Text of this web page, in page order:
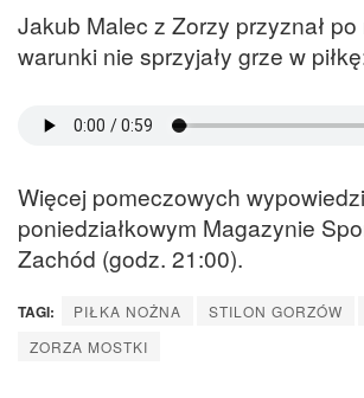
Jakub Malec z Zorzy przyznał
warunki nie sprzyjały grze w
Więcej pomeczowych
poniedziałkowym Magazynie
Zachód (godz. 21:00).
TAGI: PIŁKA NOŻNA STILON GORZÓW
ZORZA MOSTKI